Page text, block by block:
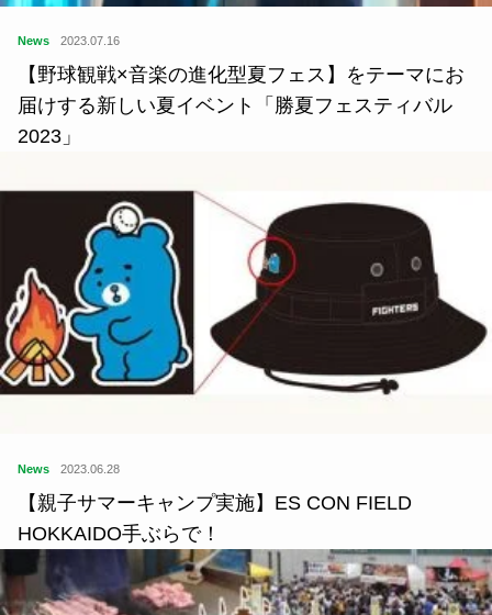
News 2023.07.16
【野球観戦×音楽の進化型夏フェス】をテーマにお
届けする新しい夏イベント「勝夏フェスティバル
2023」
News 2023.06.28
【親子サマーキャンプ実施】ES CON FIELD
HOKKAIDO手ぶらで！